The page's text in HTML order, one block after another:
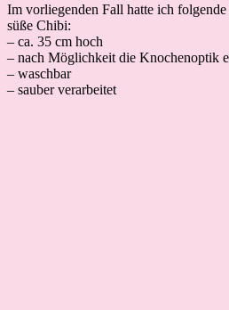
Im vorliegenden Fall hatte ich
süße Chibi:
– ca. 35 cm hoch
– nach Möglichkeit die Knochenoptik
– waschbar
– sauber verarbeitet